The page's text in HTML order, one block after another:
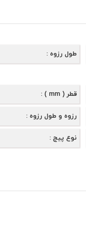
طول رزوه
قطر ( mm )
رزوه و طول رزوه
نوع پیچ